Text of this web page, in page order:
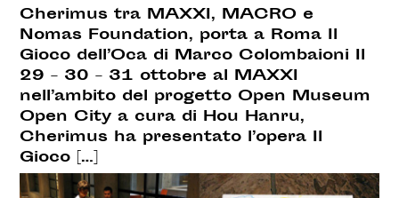
Cherimus tra MAXXI, MACRO e
Nomas Foundation, porta a Roma Il
Gioco dell’Oca di Marco Colombaioni Il
29 – 30 – 31 ottobre al MAXXI
nell’ambito del progetto Open Museum
Open City a cura di Hou Hanru,
Cherimus ha presentato l’opera Il
Gioco […]